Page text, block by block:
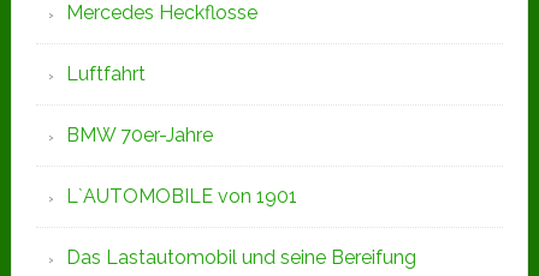
Mercedes Heckflosse
Luftfahrt
BMW 70er-Jahre
L`AUTOMOBILE von 1901
Das Lastautomobil und seine Bereifung